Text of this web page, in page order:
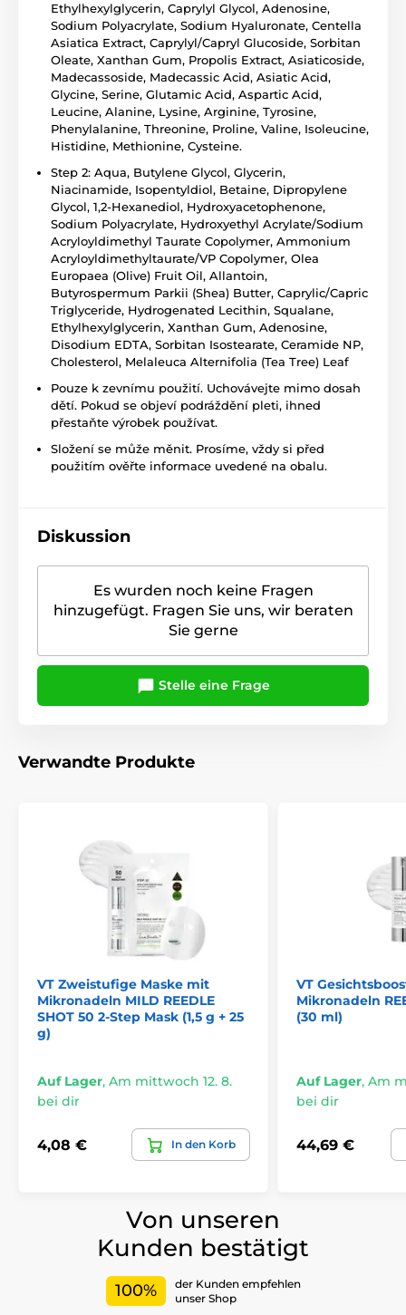
Ethylhexylglycerin, Caprylyl Glycol, Adenosine,
Sodium Polyacrylate, Sodium Hyaluronate, Centella
Asiatica Extract, Caprylyl/Capryl Glucoside, Sorbitan
Oleate, Xanthan Gum, Propolis Extract, Asiaticoside,
Madecassoside, Madecassic Acid, Asiatic Acid,
Glycine, Serine, Glutamic Acid, Aspartic Acid,
Leucine, Alanine, Lysine, Arginine, Tyrosine,
Phenylalanine, Threonine, Proline, Valine, Isoleucine,
Histidine, Methionine, Cysteine.
Step 2: Aqua, Butylene Glycol, Glycerin,
Niacinamide, Isopentyldiol, Betaine, Dipropylene
Glycol, 1,2-Hexanediol, Hydroxyacetophenone,
Sodium Polyacrylate, Hydroxyethyl Acrylate/Sodium
Acryloyldimethyl Taurate Copolymer, Ammonium
Acryloyldimethyltaurate/VP Copolymer, Olea
Europaea (Olive) Fruit Oil, Allantoin,
Butyrospermum Parkii (Shea) Butter, Caprylic/Capric
Triglyceride, Hydrogenated Lecithin, Squalane,
Ethylhexylglycerin, Xanthan Gum, Adenosine,
Disodium EDTA, Sorbitan Isostearate, Ceramide NP,
Cholesterol, Melaleuca Alternifolia (Tea Tree) Leaf
Pouze k zevnímu použití. Uchovávejte mimo dosah
dětí. Pokud se objeví podráždění pleti, ihned
přestaňte výrobek používat.
Složení se může měnit. Prosíme, vždy si před
použitím ověřte informace uvedené na obalu.
Diskussion
Es wurden noch keine Fragen
hinzugefügt. Fragen Sie uns, wir beraten
Sie gerne
Stelle eine Frage
Verwandte Produkte
VT Zweistufige Maske mit
Mikronadeln MILD REEDLE
SHOT 50 2-Step Mask (1,5 g + 25
g)
Auf Lager, Am mittwoch 12. 8.
bei dir
4,08 € In den Korb
VT
Mikronadeln
(30 ml)
Auf Lager, Am
bei dir
44,69 €
Von unseren
Kunden bestätigt
100%
der Kunden empfehlen
unser Shop